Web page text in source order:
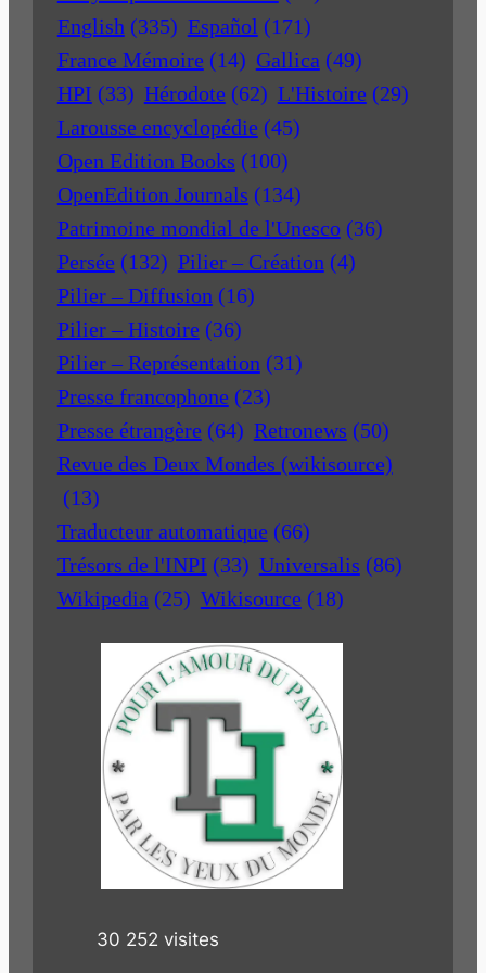
English (335) Español (171)
France Mémoire (14) Gallica (49)
HPI (33) Hérodote (62) L'Histoire (29)
Larousse encyclopédie (45)
Open Edition Books (100)
OpenEdition Journals (134)
Patrimoine mondial de l'Unesco (36)
Persée (132) Pilier – Création (4)
Pilier – Diffusion (16)
Pilier – Histoire (36)
Pilier – Représentation (31)
Presse francophone (23)
Presse étrangère (64) Retronews (50)
Revue des Deux Mondes (wikisource)
(13)
Traducteur automatique (66)
Trésors de l'INPI (33) Universalis (86)
Wikipedia (25) Wikisource (18)
30 252 visites